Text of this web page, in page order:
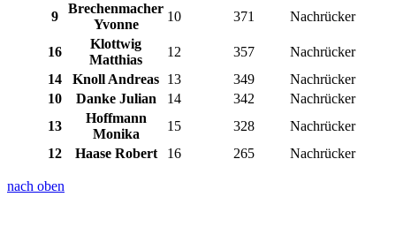
9
Brechenmacher
Yvonne
10 371 Nachrücker
16
Klottwig
Matthias
12 357
Nachrücker
14
Knoll Andreas 13 349
Nachrücker
10
Danke Julian 14 342
Nachrücker
13
Hoffmann
Monika
15 328
Nachrücker
12
Haase Robert 16 265 Nachrücker
nach oben